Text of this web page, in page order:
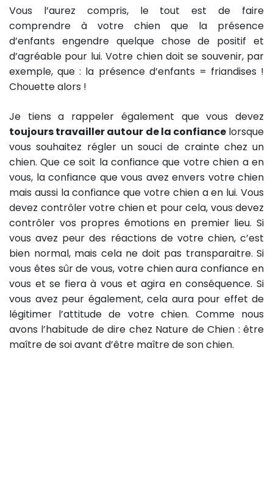
Vous l’aurez compris, le tout est de faire
comprendre à votre chien que la présence
d’enfants engendre quelque chose de positif et
d’agréable pour lui. Votre chien doit se souvenir, par
exemple, que : la présence d’enfants = friandises !
Chouette alors !
Je tiens a rappeler également que vous devez
toujours travailler autour de la confiancelorsque
vous souhaitez régler un souci de crainte chez un
chien. Que ce soit la confiance que votre chien a en
vous, la confiance que vous avez envers votre chien
mais aussi la confiance que votre chien a en lui. Vous
devez contrôler votre chien et pour cela, vous devez
contrôler vos propres émotions en premier lieu. Si
vous avez peur des réactions de votre chien, c’est
bien normal, mais cela ne doit pas transparaitre. Si
vous êtes sûr de vous, votre chien aura confiance en
vous et se fiera à vous et agira en conséquence. Si
vous avez peur également, cela aura pour effet de
légitimer l’attitude de votre chien. Comme nous
avons l’habitude de dire chez Nature de Chien : être
maître de soi avant d’être maître de son chien.